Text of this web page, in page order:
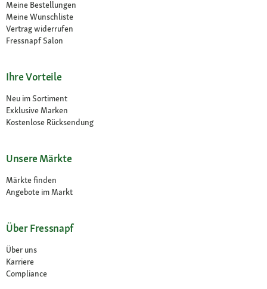
Meine Bestellungen
Meine Wunschliste
Vertrag widerrufen
Fressnapf Salon
Ihre Vorteile
Neu im Sortiment
Exklusive Marken
Kostenlose Rücksendung
Unsere Märkte
Märkte finden
Angebote im Markt
Über Fressnapf
Über uns
Karriere
Compliance